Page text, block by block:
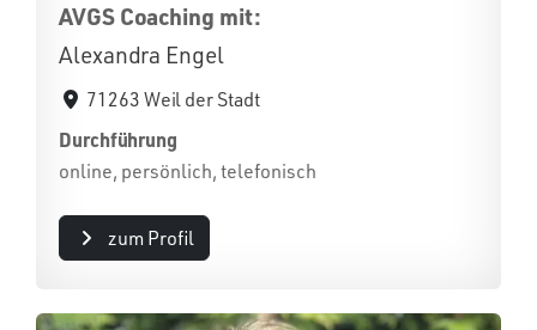
AVGS Coaching mit:
Alexandra Engel
71263 Weil der Stadt
Durchführung
online, persönlich, telefonisch
zum Profil